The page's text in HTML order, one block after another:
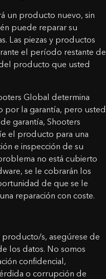
un producto nuevo, sin
puede reparar su
Las piezas y productos
el período restante de
producto que usted
Global determina
por la garantía, pero usted
garantía, Shooters
el producto para una
e inspección de su
no está cubierto
se le cobrarán los
de que se le
reparación con coste.
s, asegúrese de
los datos. No somos
confidencial,
o corrupción de